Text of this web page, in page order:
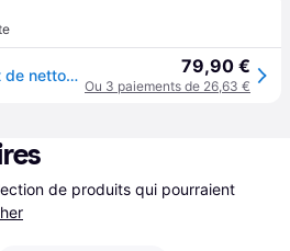
Chariot de lavage chariot de nettoyage professionnel en acier presse à mâchoire seau + rangements jaune 79,90 €
Ou 3 paiements de 26,63 €
de produits qui pourraient